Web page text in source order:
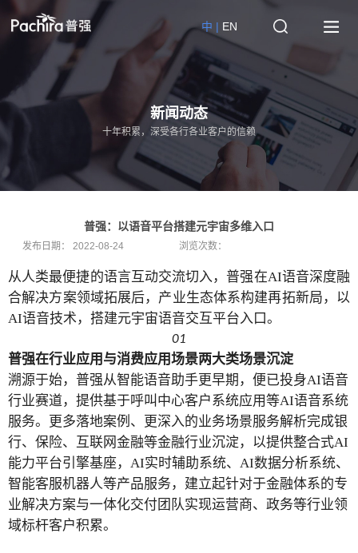
EN
中 |
新闻动态
十年积累，深受各行各业客户的信赖
普强：以语音平台搭建元宇宙多维入口
发布日期： 2022-08-24 浏览次数：
从人类最便捷的语言互动交流切入，普强在AI语音深度融
合解决方案领域拓展后，产业生态体系构建再拓新局，以
AI语音技术，搭建元宇宙语音交互平台入口。
01
普强在行业应用与消费应用场景两大类场景沉淀
溯源于始，普强从智能语音助手更早期，便已投身AI语音
行业赛道，提供基于呼叫中心客户系统应用等AI语音系统
服务。更多落地案例、更深入的业务场景服务解析完成银
行、保险、互联网金融等金融行业沉淀，以提供整合式AI
能力平台引擎基座，AI实时辅助系统、AI数据分析系统、
智能客服机器人等产品服务，建立起针对于金融体系的专
业解决方案与一体化交付团队实现运营商、政务等行业领
域标杆客户积累。